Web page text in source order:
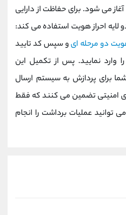
آغاز می ‌شود. برای حفاظت از دارایی‌
احراز هویت استفاده می کند:
دو مرحله ایو سپس کد تایید
وارد نمایید. پس از تکمیل این
برای پردازش به سیستم ارسال
امنیتی تضمین می ‌کنند که فقط
عملیات برداشت را انجام